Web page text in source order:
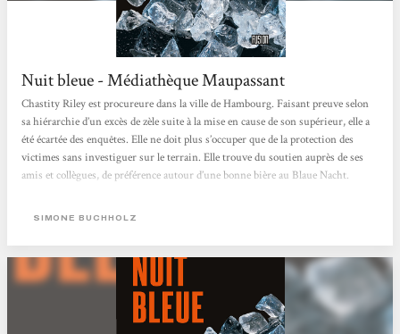
Nuit bleue - Médiathèque Maupassant
Chastity Riley est procureure dans la ville de Hambourg. Faisant preuve selon
sa hiérarchie d’un excès de zèle suite à la mise en cause de son supérieur, elle a
été écartée des enquêtes. Elle ne doit plus s’occuper que de la protection des
victimes sans investiguer sur le terrain. Elle trouve du soutien auprès de ses
amis et collègues, de préférence autour d’une bonne bière au Blaue Nacht.
coupé se présente, elle comprend rapidement qu’il ne s’agit...
SIMONE BUCHHOLZ